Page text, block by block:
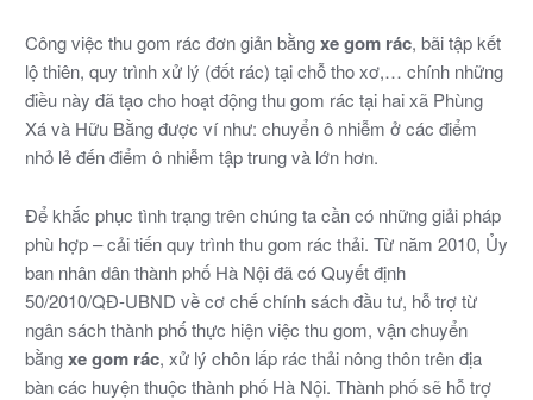
Công việc thu gom rác đơn giản bằngxe gom rác, bãi tập kết
lộ thiên, quy trình xử lý (đốt rác) tại chỗ tho xơ,… chính những
điều này đã tạo cho hoạt động thu gom rác tại hai xã Phùng
Xá và Hữu Bằng được ví như: chuyển ô nhiễm ở các điểm
nhỏ lẻ đến điểm ô nhiễm tập trung và lớn hơn.
Để khắc phục tình trạng trên chúng ta cần có những giải pháp
phù hợp – cải tiến quy trình thu gom rác thải. Từ năm 2010, Ủy
ban nhân dân thành phố Hà Nội đã có Quyết định
50/2010/QĐ-UBND về cơ chế chính sách đầu tư, hỗ trợ từ
ngân sách thành phố thực hiện việc thu gom, vận chuyển
bằngxe gom rác, xử lý chôn lấp rác thải nông thôn trên địa
bàn các huyện thuộc thành phố Hà Nội. Thành phố sẽ hỗ trợ